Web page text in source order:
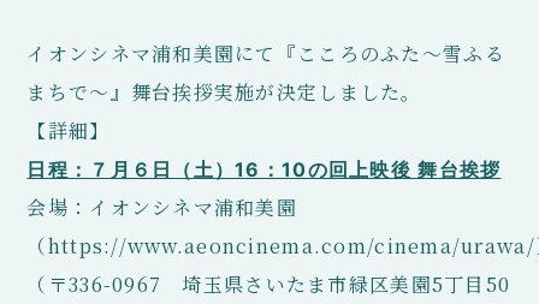
イオンシネマ浦和美園にて『こころのふた〜雪ふる
まちで〜』舞台挨拶実施が決定しました。
【詳細】
日程：７月６日（土）16：10の回上映後 舞台挨拶
会場：イオンシネマ浦和美園
（https://www.aeoncinema.com/cinema/urawa/
（〒336-0967 埼玉県さいたま市緑区美園5丁目50